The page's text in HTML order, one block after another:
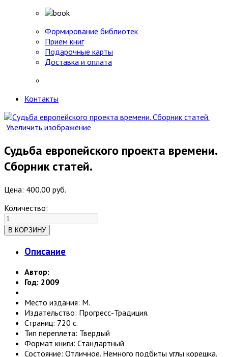
Формирование библиотек
Прием книг
Подарочные карты
Доставка и оплата
Контакты
Увеличить изображение
Судьба европейского проекта времени.
Сборник статей.
Цена: 400.00 руб.
Количество:
Описание
Автор:
Год: 2009
Место издания: М.
Издательство: Прогресс-Традиция.
Страниц: 720 с.
Тип переплета: Твердый
Формат книги: Стандартный
Состояние: Отличное. Немного подбиты углы корешка.